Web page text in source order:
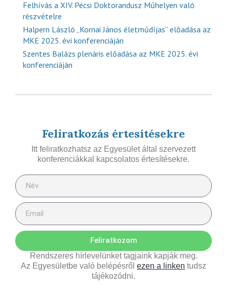
Felhívás a XIV. Pécsi Doktorandusz Műhelyen való
részvételre
Halpern László „Kornai János életműdíjas” előadása az
MKE 2025. évi konferenciáján
Szentes Balázs plenáris előadása az MKE 2025. évi
konferenciáján
Feliratkozás értesítésekre
Itt feliratkozhatsz az Egyesület által szervezett
konferenciákkal kapcsolatos értesítésekre.
Feliratkozom
Rendszeres hírlevelünket tagjaink kapják meg.
Az Egyesületbe való belépésről ezen a linken tudsz
tájékozódni.